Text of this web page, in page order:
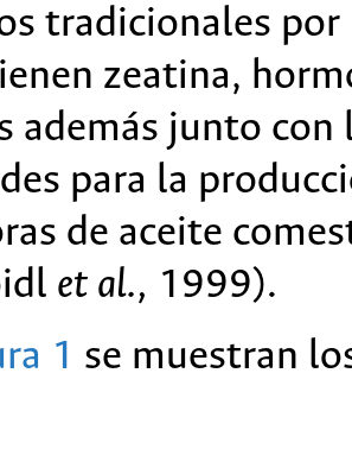
tradicionales
zeatina,
además junto
para la
de aceite
et al., 1999).
1 se muestran